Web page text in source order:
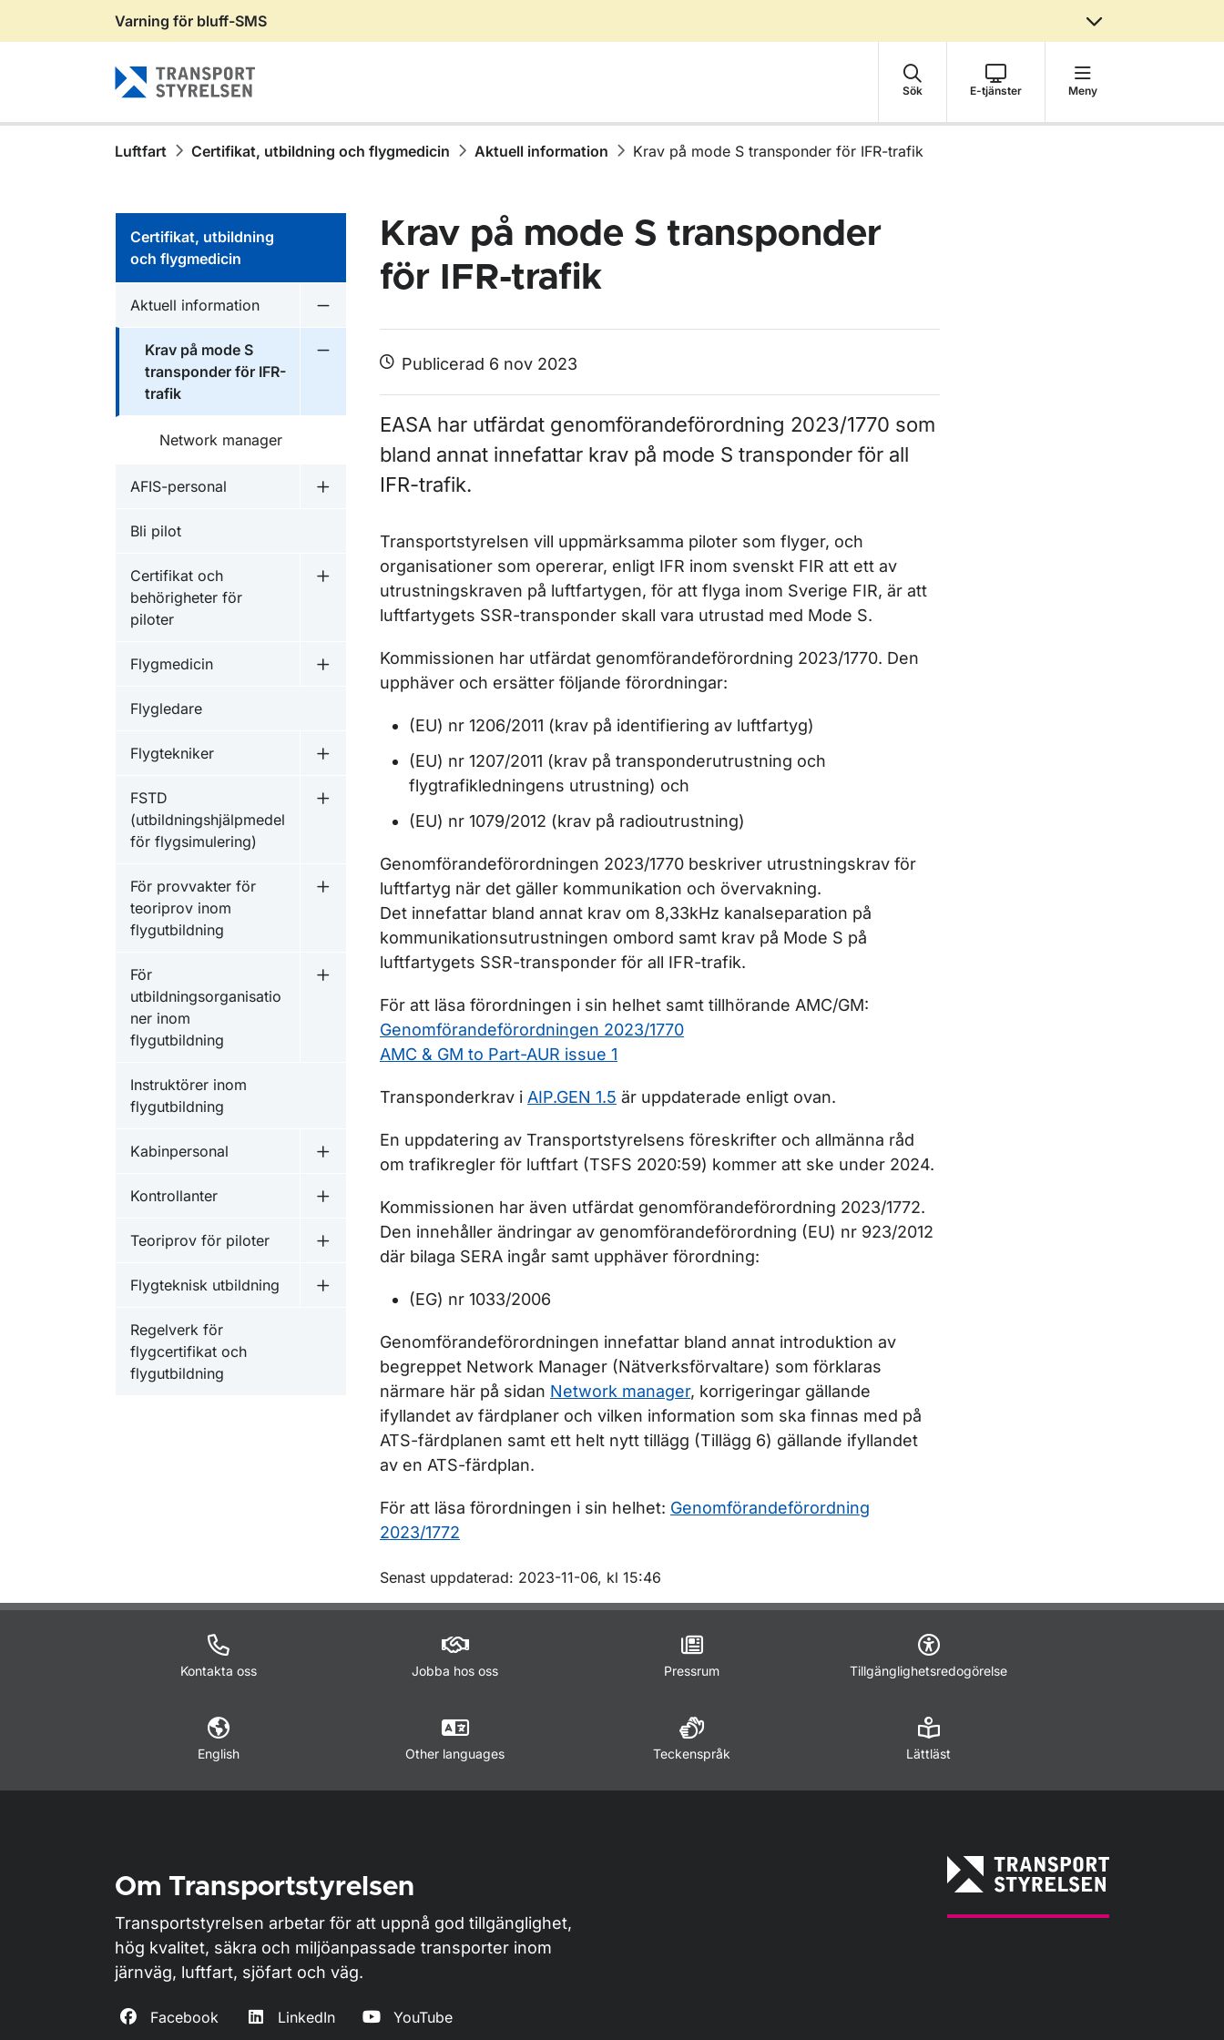
Gå till sidans innehåll
Varning för bluff-SMS
Sök E-tjänster Meny
Luftfart Certifikat, utbildning och flygmedicin Aktuell information Krav på mode S transponder för IFR-trafik
Certifikat, utbildning
och flygmedicin
Aktuell information
Krav på mode S
transponder för IFR-
trafik
Undermeny för Krav på mode S transponder för IFR-trafik
Network manager
AFIS-personal
Undermeny för AFIS-personal
Bli pilot
Certifikat och
behörigheter för
piloter
Undermeny för Certifikat och behörigheter för piloter
Flygmedicin
Undermeny för Flygmedicin
Flygledare
Flygtekniker
Undermeny för Flygtekniker
FSTD
(utbildningshjälpmedel
för flygsimulering)
Undermeny för FSTD (utbildningshjälpmedel för flygsimulering)
För provvakter för
teoriprov inom
flygutbildning
Undermeny för För provvakter för teoriprov inom flygutbildning
För
utbildningsorganisatio
ner inom
flygutbildning
Undermeny för För utbildningsorganisationer inom flygutbildning
Instruktörer inom
flygutbildning
Kabinpersonal
Undermeny för Kabinpersonal
Kontrollanter
Undermeny för Kontrollanter
Teoriprov för piloter
Undermeny för Teoriprov för piloter
Flygteknisk utbildning
Undermeny för Flygteknisk utbildning
Regelverk för
flygcertifikat och
flygutbildning
Krav på mode S transponder
för IFR-trafik
Publicerad 6 nov 2023
EASA har utfärdat genomförandeförordning 2023/1770 som
bland annat innefattar krav på mode S transponder för all
IFR-trafik.
Transportstyrelsen vill uppmärksamma piloter som flyger, och
organisationer som opererar, enligt IFR inom svenskt FIR att ett av
utrustningskraven på luftfartygen, för att flyga inom Sverige FIR, är att
luftfartygets SSR-transponder skall vara utrustad med Mode S.
Kommissionen har utfärdat genomförandeförordning 2023/1770. Den
upphäver och ersätter följande förordningar:
(EU) nr 1206/2011 (krav på identifiering av luftfartyg)
(EU) nr 1207/2011 (krav på transponderutrustning och
flygtrafikledningens utrustning) och
(EU) nr 1079/2012 (krav på radioutrustning)
Genomförandeförordningen 2023/1770 beskriver utrustningskrav för
luftfartyg när det gäller kommunikation och övervakning.
Det innefattar bland annat krav om 8,33kHz kanalseparation på
kommunikationsutrustningen ombord samt krav på Mode S på
luftfartygets SSR-transponder för all IFR-trafik.
För att läsa förordningen i sin helhet samt tillhörande AMC/GM:
Genomförandeförordningen 2023/1770
AMC & GM to Part-AUR issue 1
Transponderkrav i AIP.GEN 1.5 är uppdaterade enligt ovan.
En uppdatering av Transportstyrelsens föreskrifter och allmänna råd
om trafikregler för luftfart (TSFS 2020:59) kommer att ske under 2024.
Kommissionen har även utfärdat genomförandeförordning 2023/1772.
Den innehåller ändringar av genomförandeförordning (EU) nr 923/2012
där bilaga SERA ingår samt upphäver förordning:
(EG) nr 1033/2006
Genomförandeförordningen innefattar bland annat introduktion av
begreppet Network Manager (Nätverksförvaltare) som förklaras
närmare här på sidan Network manager, korrigeringar gällande
ifyllandet av färdplaner och vilken information som ska finnas med på
ATS-färdplanen samt ett helt nytt tillägg (Tillägg 6) gällande ifyllandet
av en ATS-färdplan.
För att läsa förordningen i sin helhet: Genomförandeförordning
2023/1772
Om sidan
Senast uppdaterad: 2023-11-06, kl 15:46
Kontakta oss Jobba hos oss Pressrum Tillgänglighetsredogörelse
English Other languages Teckenspråk Lättläst
Om Transportstyrelsen
Transportstyrelsen arbetar för att uppnå god tillgänglighet,
hög kvalitet, säkra och miljöanpassade transporter inom
järnväg, luftfart, sjöfart och väg.
Facebook LinkedIn YouTube